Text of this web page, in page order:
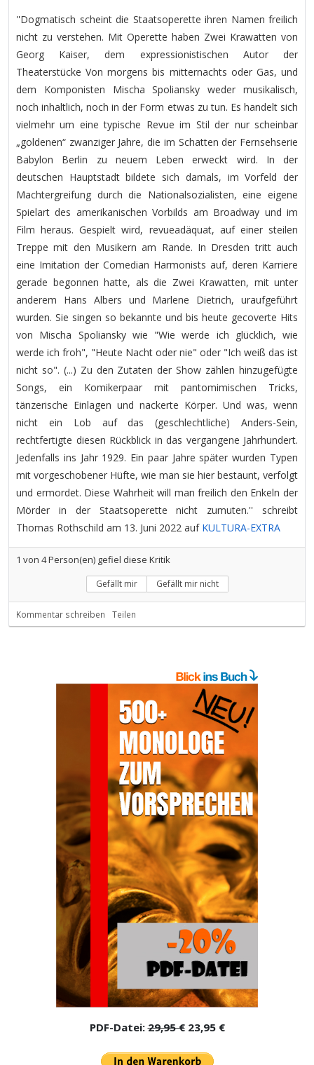
''Dogmatisch scheint die Staatsoperette ihren Namen freilich
nicht zu verstehen. Mit Operette haben Zwei Krawatten von
Georg Kaiser, dem expressionistischen Autor der
Theaterstücke Von morgens bis mitternachts oder Gas, und
dem Komponisten Mischa Spoliansky weder musikalisch,
noch inhaltlich, noch in der Form etwas zu tun. Es handelt sich
vielmehr um eine typische Revue im Stil der nur scheinbar
„goldenen“ zwanziger Jahre, die im Schatten der Fernsehserie
Babylon Berlin zu neuem Leben erweckt wird. In der
deutschen Hauptstadt bildete sich damals, im Vorfeld der
Machtergreifung durch die Nationalsozialisten, eine eigene
Spielart des amerikanischen Vorbilds am Broadway und im
Film heraus. Gespielt wird, revueadäquat, auf einer steilen
Treppe mit den Musikern am Rande. In Dresden tritt auch
eine Imitation der Comedian Harmonists auf, deren Karriere
gerade begonnen hatte, als die Zwei Krawatten, mit unter
anderem Hans Albers und Marlene Dietrich, uraufgeführt
wurden. Sie singen so bekannte und bis heute gecoverte Hits
von Mischa Spoliansky wie "Wie werde ich glücklich, wie
werde ich froh", "Heute Nacht oder nie" oder "Ich weiß das ist
nicht so". (...) Zu den Zutaten der Show zählen hinzugefügte
Songs, ein Komikerpaar mit pantomimischen Tricks,
tänzerische Einlagen und nackerte Körper. Und was, wenn
nicht ein Lob auf das (geschlechtliche) Anders-Sein,
rechtfertigte diesen Rückblick in das vergangene Jahrhundert.
Jedenfalls ins Jahr 1929. Ein paar Jahre später wurden Typen
mit vorgeschobener Hüfte, wie man sie hier bestaunt, verfolgt
und ermordet. Diese Wahrheit will man freilich den Enkeln der
Mörder in der Staatsoperette nicht zumuten.'' schreibt
Thomas Rothschild am 13. Juni 2022 auf KULTURA-EXTRA
1 von 4Person(en) gefiel diese Kritik
Gefällt mir Gefällt mir nicht
Kommentar schreiben Teilen
PDF-Datei:29,95 €23,95 €